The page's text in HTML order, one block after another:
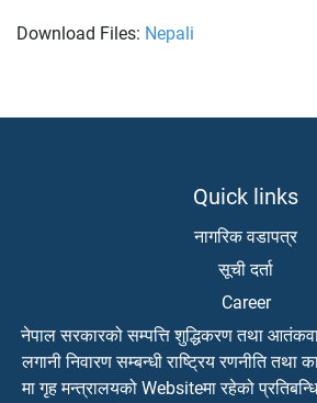
Download Files: Nepali
Quick links
नागरिक वडापत्र
सूची दर्ता
Career
नेपाल सरकारको सम्पत्ति शुद्धिकरण तथा
लगानी निवारण सम्बन्धी राष्ट्रिय रणनीति तथा
मा गृह मन्त्रालयको Websiteमा रहेको